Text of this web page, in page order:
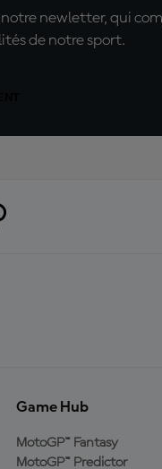
newletter, qui
de notre sport.
Game Hub
MotoGP™ Fantasy
MotoGP™ Predictor